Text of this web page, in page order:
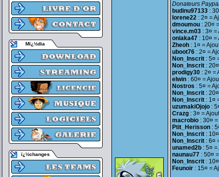
Mï¿½dia
ï¿½changes
Donateurs
budinu97133 :
lorene22 : 2¤ =
dmoumou : 20¤
vince.m03 : 3¤ =
oniaka47 : 10¤ =
Zheoh : 1¤ =
uboot76 : 2¤ =
Non_Inscrit : 5¤
Non_Inscrit :
prodigy30 : 2¤ =
elwin : 60¤ =
Nostros : 5¤ =
Non_Inscrit :
Non_Inscrit : 1¤
uzumakiOjojo :
Crazg : 3¤ =
macrobio : 30¤
Ptit_Herisson :
Non_Inscrit :
Non_Inscrit : 6¤
unamed2b : 5¤
naunau77 : 50¤
Non_Inscrit :
Feunoir : 15¤ =